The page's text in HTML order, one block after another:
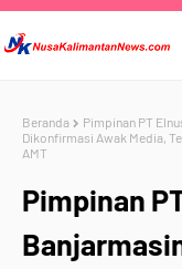
Beranda
Pimpinan PT
Dikonfirmasi Awak Media,
AMT
Pimpinan